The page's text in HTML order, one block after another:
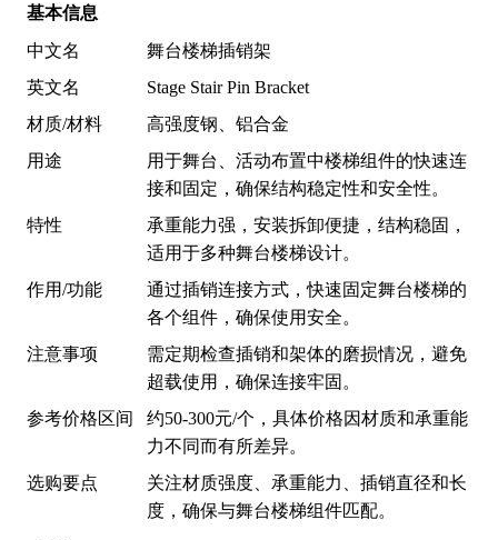
基本信息
中文名
舞台楼梯插销架
英文名
Stage Stair Pin Bracket
材质/材料
高强度钢、铝合金
用途
用于舞台、活动布置中楼梯组件的快速连
接和固定，确保结构稳定性和安全性。
特性
承重能力强，安装拆卸便捷，结构稳固，
适用于多种舞台楼梯设计。
作用/功能
通过插销连接方式，快速固定舞台楼梯的
各个组件，确保使用安全。
注意事项
需定期检查插销和架体的磨损情况，避免
超载使用，确保连接牢固。
参考价格区间
约50-300元/个，具体价格因材质和承重能
力不同而有所差异。
选购要点
关注材质强度、承重能力、插销直径和长
度，确保与舞台楼梯组件匹配。